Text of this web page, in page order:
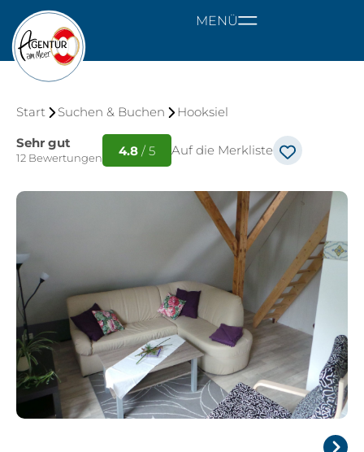
MENÜ
Start Suchen & Buchen Hooksiel
4.8 / 5
Sehr gut
12 Bewertungen Auf die Merkliste